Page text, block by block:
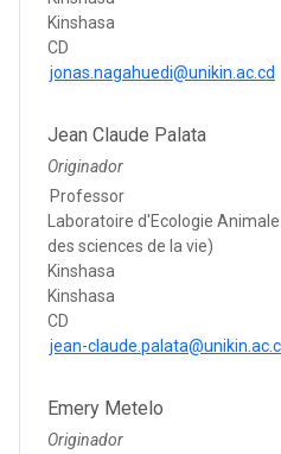
Kinshasa
CD
jonas.nagahuedi@unikin.ac.cd
Jean Claude Palata
Originador
Professor
Laboratoire d'Ecologie
des sciences de la vie)
Kinshasa
Kinshasa
CD
jean-
Emery Metelo
Originador